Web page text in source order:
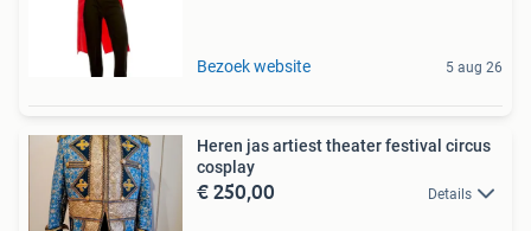
Bezoek website 5 aug 26
Heren jas artiest theater festival circus
cosplay
€ 250,00 Details